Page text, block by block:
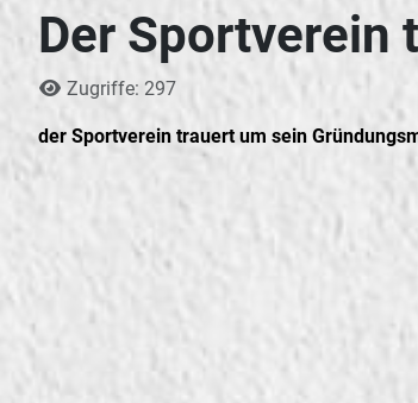
Der Sportverein
DetailsZugriffe: 297
der Sportverein trauert um sein